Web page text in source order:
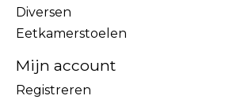
Diversen
Eetkamerstoelen
Mijn account
Registreren